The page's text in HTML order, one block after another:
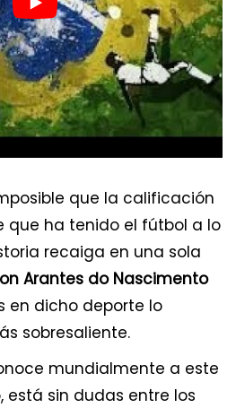
que la calificación
que ha tenido el fútbol a lo
recaiga en una sola
Arantes do Nascimento
en dicho deporte lo
sobresaliente.
mundialmente a este
está sin dudas entre los